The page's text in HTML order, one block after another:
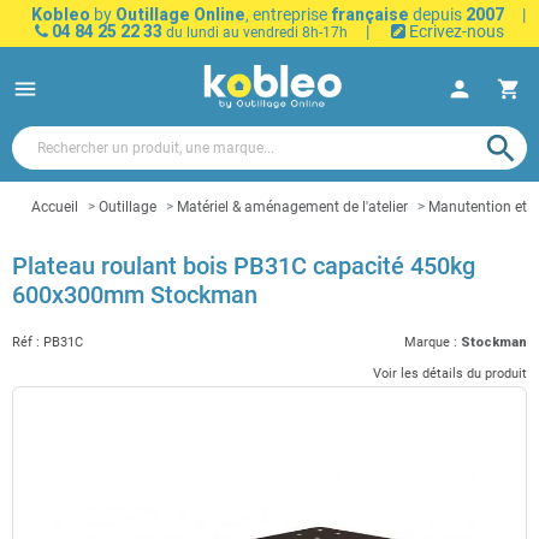
Kobleo by Outillage Online, entreprise française depuis 2007
|
04 84 25 22 33 du lundi au vendredi 8h-17h | Ecrivez-nous
menu person shopping_cart
search
Accueil Outillage Matériel & aménagement de l'atelier Manutention et
Plateau roulant bois PB31C capacité 450kg
600x300mm Stockman
Réf : PB31C Marque : Stockman
Voir les détails du produit